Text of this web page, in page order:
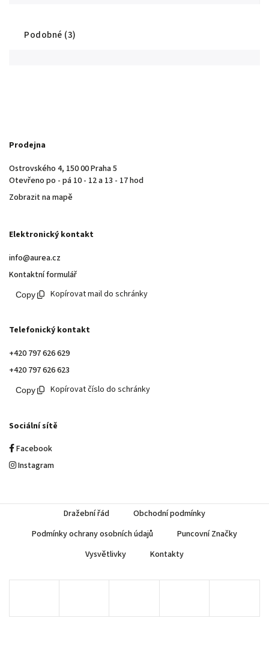
Podobné (3)
Prodejna
Ostrovského 4, 150 00 Praha 5
Otevřeno po - pá 10 - 12 a 13 - 17 hod
Zobrazit na mapě
Elektronický kontakt
info@aurea.cz
Kontaktní formulář
Kopírovat mail do schránky
Telefonický kontakt
+420 797 626 629
+420 797 626 623
Kopírovat číslo do schránky
Sociální sítě
Facebook
Instagram
Dražební řád
Obchodní podmínky
Podmínky ochrany osobních údajů
Puncovní Značky
Vysvětlivky
Kontakty